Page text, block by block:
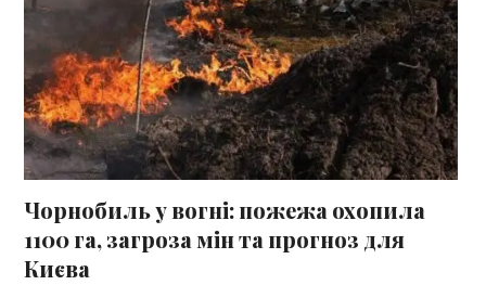
Чорнобиль у вогні: пожежа охопила
1100 га, загроза мін та прогноз для
Києва